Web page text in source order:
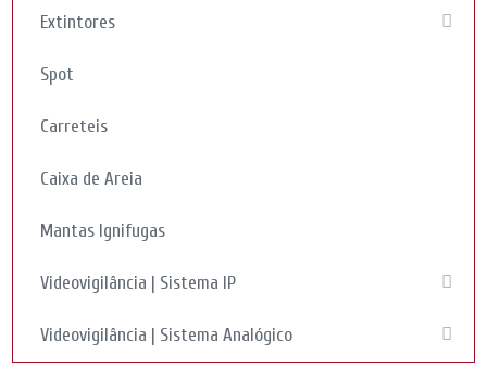
Extintores
Spot
Carreteis
Caixa de Areia
Mantas Ignifugas
Videovigilância | Sistema IP
Videovigilância | Sistema Analógico